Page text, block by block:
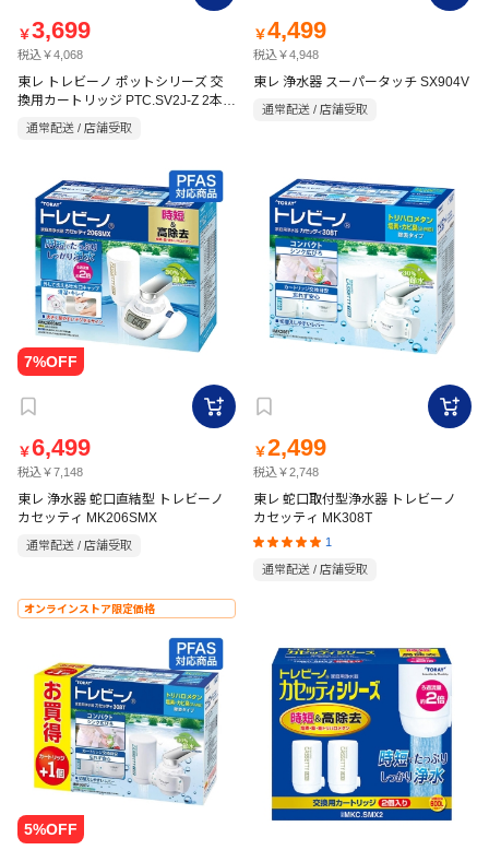
￥3,699
税込￥4,068
東レ トレビーノ ポットシリーズ 交
換用カートリッジ PTC.SV2J-Z 2本＋
1本付
通常配送 / 店舗受取
￥4,499
税込￥4,948
東レ 浄水器 スーパータッチ SX904V
通常配送 / 店舗受取
￥6,499
税込￥7,148
東レ 浄水器 蛇口直結型 トレビーノ
カセッティ MK206SMX
通常配送 / 店舗受取
￥2,499
税込￥2,748
東レ 蛇口取付型浄水器 トレビーノ
カセッティ MK308T
1
通常配送 / 店舗受取
オンラインストア限定価格